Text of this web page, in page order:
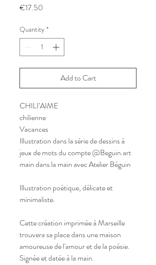
€17.50
Quantity *
Add to Cart
CHILI’AIME
chilienne
Vacances
Illustration dans la série de dessins à
jeux de mots du compte @Beguin.art
main dans la main avec Atelier Béguin
Illustration poétique, délicate et
minimaliste.
Cette création imprimée à Marseille
trouvera sa place dans une maison
amoureuse de l'amour et de la poésie.
Signée et datée à la main.